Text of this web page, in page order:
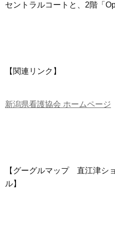
セントラルコートと、2階「
【関連リンク】
新潟県看護協会 ホームページ
【グーグルマップ 直江津シ
ル】